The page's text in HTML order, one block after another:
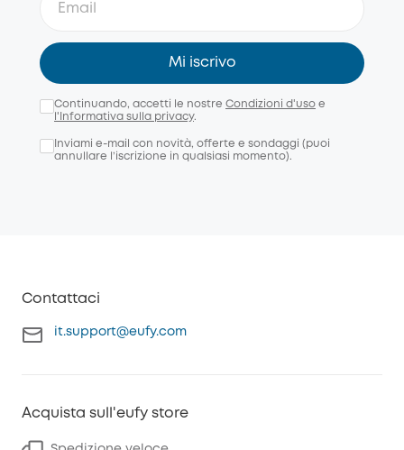
Mi iscrivo
Continuando, accetti le nostre Condizioni d'uso e
l'Informativa sulla privacy.
Inviami e-mail con novità, offerte e sondaggi (puoi
annullare l’iscrizione in qualsiasi momento).
Contattaci
it.support@eufy.com
Acquista sull'eufy store